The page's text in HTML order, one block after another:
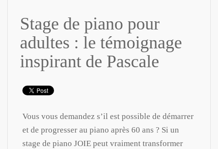
Stage de piano pour
adultes : le témoignage
inspirant de Pascale
Vous vous demandez s’il est possible de démarrer
et de progresser au piano après 60 ans ? Si un
stage de piano JOIE peut vraiment transformer